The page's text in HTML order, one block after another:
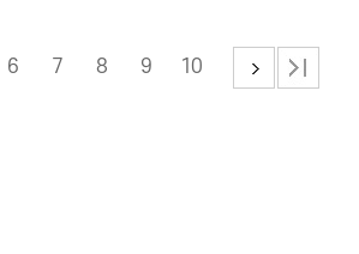
6 7 8 9 10